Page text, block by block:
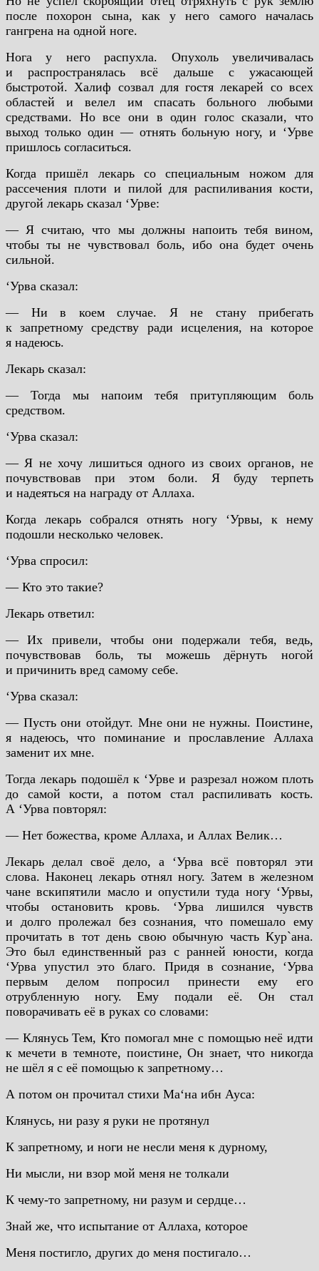
после похорон сына, как у него самого началась
гангрена на одной ноге.
Нога у него распухла. Опухоль увеличивалась
и распространялась всё дальше с ужасающей
быстротой. Халиф созвал для гостя лекарей со всех
областей и велел им спасать больного любыми
средствами. Но все они в один голос сказали, что
выход только один — отнять больную ногу, и ‘Урве
пришлось согласиться.
Когда пришёл лекарь со специальным ножом для
рассечения плоти и пилой для распиливания кости,
другой лекарь сказал ‘Урве:
— Я считаю, что мы должны напоить тебя вином,
чтобы ты не чувствовал боль, ибо она будет очень
сильной.
‘Урва сказал:
— Ни в коем случае. Я не стану прибегать
к запретному средству ради исцеления, на которое
я надеюсь.
Лекарь сказал:
— Тогда мы напоим тебя притупляющим боль
средством.
‘Урва сказал:
— Я не хочу лишиться одного из своих органов, не
почувствовав при этом боли. Я буду терпеть
и надеяться на награду от Аллаха.
Когда лекарь собрался отнять ногу ‘Урвы, к нему
подошли несколько человек.
‘Урва спросил:
— Кто это такие?
Лекарь ответил:
— Их привели, чтобы они подержали тебя, ведь,
почувствовав боль, ты можешь дёрнуть ногой
и причинить вред самому себе.
‘Урва сказал:
— Пусть они отойдут. Мне они не нужны. Поистине,
я надеюсь, что поминание и прославление Аллаха
заменит их мне.
Тогда лекарь подошёл к ‘Урве и разрезал ножом плоть
до самой кости, а потом стал распиливать кость.
А ‘Урва повторял:
— Нет божества, кроме Аллаха, и Аллах Велик…
Лекарь делал своё дело, а ‘Урва всё повторял эти
слова. Наконец лекарь отнял ногу. Затем в железном
чане вскипятили масло и опустили туда ногу ‘Урвы,
чтобы остановить кровь. ‘Урва лишился чувств
и долго пролежал без сознания, что помешало ему
прочитать в тот день свою обычную часть Кyр`ана.
Это был единственный раз с ранней юности, когда
‘Урва упустил это благо. Придя в сознание, ‘Урва
первым делом попросил принести ему его
отрубленную ногу. Ему подали её. Он стал
поворачивать её в руках со словами:
— Клянусь Тем, Кто помогал мне с помощью неё идти
к мечети в темноте, поистине, Он знает, что никогда
не шёл я с её помощью к запретному…
А потом он прочитал стихи Ма‘на ибн Ауса:
Клянусь, ни разу я руки не протянул
К запретному, и ноги не несли меня к дурному,
Ни мысли, ни взор мой меня не толкали
К чему-то запретному, ни разум и сердце…
Знай же, что испытание от Аллаха, которое
Меня постигло, других до меня постигало…